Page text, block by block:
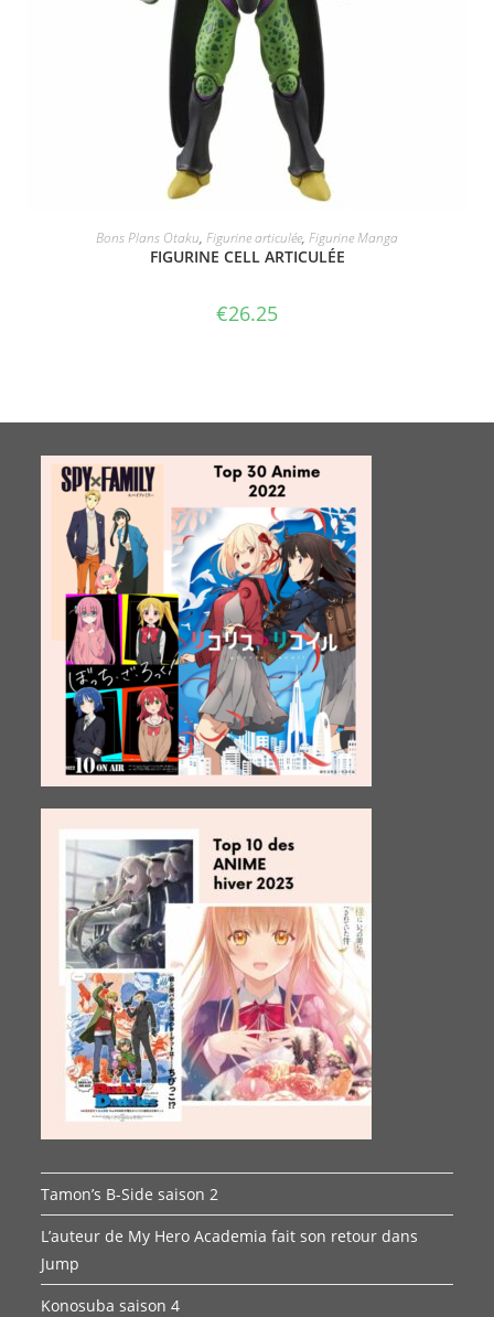
ACHETER LE PRODUIT
Bons Plans Otaku, Figurine articulée, Figurine Manga
FIGURINE CELL ARTICULÉE
€26.25
Tamon’s B-Side saison 2
L’auteur de My Hero Academia fait son retour dans
Jump
Konosuba saison 4